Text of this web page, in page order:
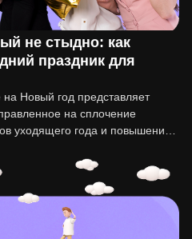
не стыдно: как
праздник для
Новый год представляет
на сплочение
уходящего года и повышение
такого праздника…